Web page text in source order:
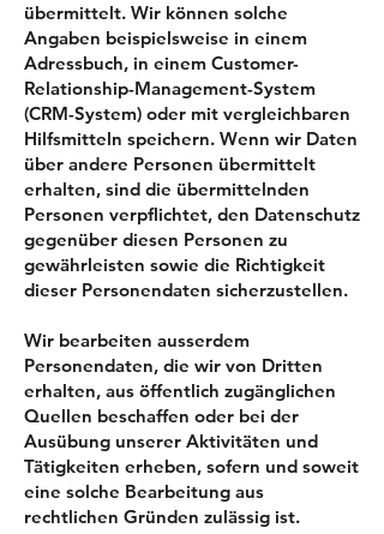
übermittelt. Wir können solche
Angaben beispielsweise in einem
Adressbuch, in einem Customer-
Relationship-Management-System
(CRM-System) oder mit vergleichbaren
Hilfsmitteln speichern. Wenn wir Daten
über andere Personen übermittelt
erhalten, sind die übermittelnden
Personen verpflichtet, den Datenschutz
gegenüber diesen Personen zu
gewährleisten sowie die Richtigkeit
dieser Personendaten sicherzustellen.
Wir bearbeiten ausserdem
Personendaten, die wir von Dritten
erhalten, aus öffentlich zugänglichen
Quellen beschaffen oder bei der
Ausübung unserer Aktivitäten und
Tätigkeiten erheben, sofern und soweit
eine solche Bearbeitung aus
rechtlichen Gründen zulässig ist.